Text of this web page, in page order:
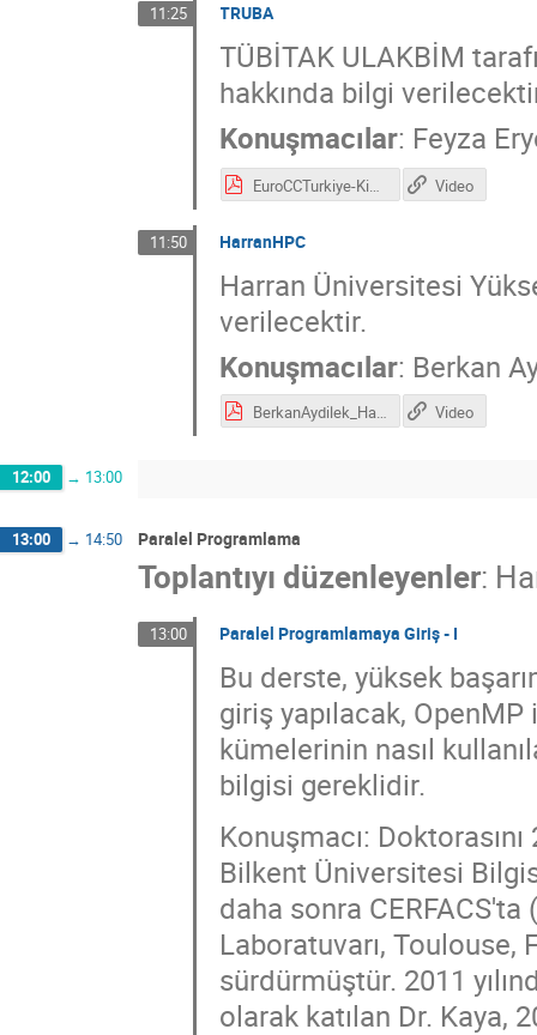
11:25 TRUBA
TÜBİTAK ULAKBİM
hakkında bilgi
Konuşmacılar: Feyza
EuroCCTurkiye-KisOkulu-TRUBA.pdf Video
11:50 HarranHPC
Harran Üniversitesi
verilecektir.
Konuşmacılar: Berkan
Video
12:00 → 13:00
13:00 → 14:50 Paralel Programlama
Toplantıyı düzenleyenler:
13:00 Paralel Programlamaya Giriş - I
Bu derste, yüksek
giriş yapılacak,
kümelerinin nasıl
bilgisi gereklidir.
Konuşmacı:
Bilkent Üniversitesi
daha sonra
Laboratuvarı, Toulouse,
sürdürmüştür. 2011
olarak katılan Dr. Kaya,